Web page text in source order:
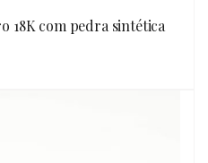
18K com pedra sintética